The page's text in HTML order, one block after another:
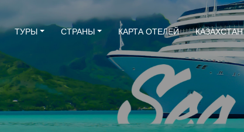
ТУРЫ СТРАНЫ КАРТА ОТЕЛЕЙ КАЗАХСТАН